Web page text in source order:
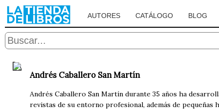
AUTORES CATÁLOGO BLOG
Andrés Caballero San Martín
Andrés Caballero San Martín durante 35 años ha
revistas de su entorno profesional, además de pequeñas